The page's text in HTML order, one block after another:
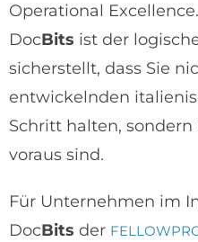
Operational
DocBits ist der
sicherstellt, dass Sie
entwickelnden
Schritt halten,
voraus sind.
Für Unternehmen im
DocBits der